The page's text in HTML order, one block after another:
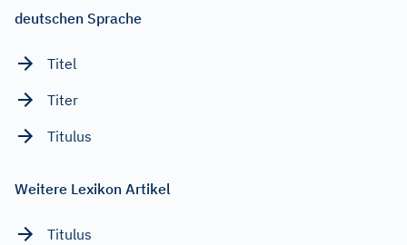
deutschen Sprache
Titel
Titer
Titulus
Weitere Lexikon Artikel
Titulus